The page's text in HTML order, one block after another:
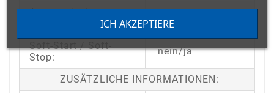
Automatisches
ja
Soft-Start / Soft-
Stop:
nein/ja
ZUSÄTZLICHE INFORMATIONEN:
ICH AKZEPTIERE